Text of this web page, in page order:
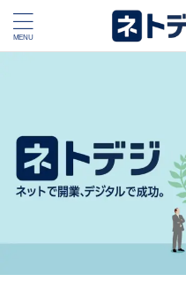
キャッシュレス Square
ネットショップ開設１vs１
Shopify